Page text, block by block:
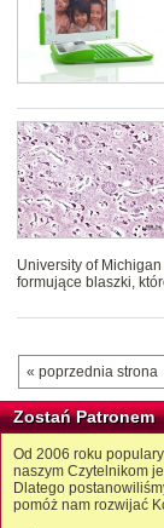
University of
formujące blaszki,
« poprzednia strona
Zostań Patronem
Od 2006 roku
naszym Czytelnikom
Dlatego
pomóż nam rozwijać